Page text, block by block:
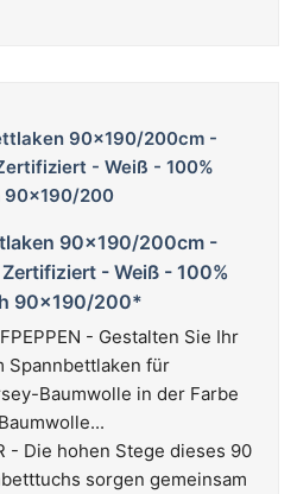
90x190/200cm -
- Weiß - 100%
90x190/200*
- Gestalten Sie Ihr
Spannbettlaken für
Baumwolle in der Farbe
- Die hohen Stege dieses 90
sorgen gemeinsam